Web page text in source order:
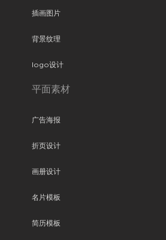
插画图片
背景纹理
logo设计
平面素材
广告海报
折页设计
画册设计
名片模板
简历模板